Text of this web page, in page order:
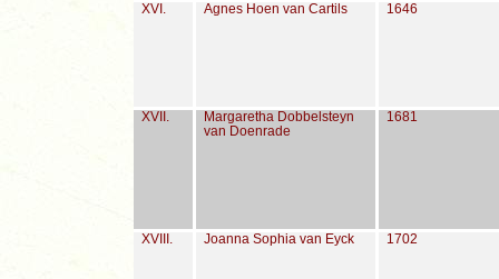
XVI. Agnes Hoen van Cartils 1646
XVII.
Margaretha Dobbelsteyn
van Doenrade
1681
XVIII. Joanna Sophia van Eyck 1702